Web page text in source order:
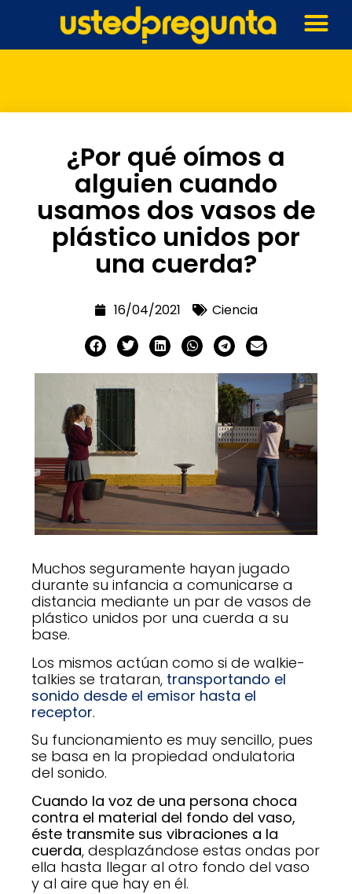
¿Por qué oímos a
alguien cuando
usamos dos vasos de
plástico unidos por
una cuerda?
16/04/2021 Ciencia
Muchos seguramente hayan jugado
durante su infancia a comunicarse a
distancia mediante un par de vasos de
plástico unidos por una cuerda a su
base.
Los mismos actúan como si de walkie-
talkies se trataran, transportando el
sonido desde el emisor hasta el
receptor.
Su funcionamiento es muy sencillo, pues
se basa en la propiedad ondulatoria
del sonido.
Cuando la voz de una persona choca
contra el material del fondo del vaso,
éste transmite sus vibraciones a la
cuerda, desplazándose estas ondas por
ella hasta llegar al otro fondo del vaso
y al aire que hay en él.